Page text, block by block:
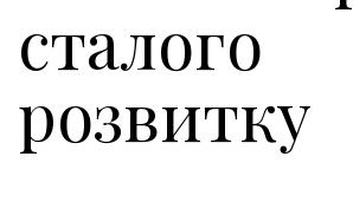
сталого
розвитку